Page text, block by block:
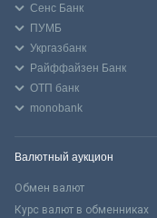
Сенс Банк
ПУМБ
Укргазбанк
Райффайзен Банк
ОТП банк
monobank
Валютный аукцион
Обмен валют
Курс валют в обменниках